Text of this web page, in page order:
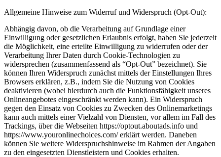
Allgemeine Hinweise zum Widerruf und Widerspruch (Opt-Out):
Abhängig davon, ob die Verarbeitung auf Grundlage einer
Einwilligung oder gesetzlichen Erlaubnis erfolgt, haben Sie jederzeit
die Möglichkeit, eine erteilte Einwilligung zu widerrufen oder der
Verarbeitung Ihrer Daten durch Cookie-Technologien zu
widersprechen (zusammenfassend als “Opt-Out” bezeichnet). Sie
können Ihren Widerspruch zunächst mittels der Einstellungen Ihres
Browsers erklären, z.B., indem Sie die Nutzung von Cookies
deaktivieren (wobei hierdurch auch die Funktionsfähigkeit unseres
Onlineangebotes eingeschränkt werden kann). Ein Widerspruch
gegen den Einsatz von Cookies zu Zwecken des Onlinemarketings
kann auch mittels einer Vielzahl von Diensten, vor allem im Fall des
Trackings, über die Webseiten https://optout.aboutads.info und
https://www.youronlinechoices.com/ erklärt werden. Daneben
können Sie weitere Widerspruchshinweise im Rahmen der Angaben
zu den eingesetzten Dienstleistern und Cookies erhalten.